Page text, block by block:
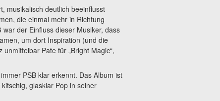
musikalisch deutlich beeinflusst
die einmal mehr in Richtung
der Einfluss dieser Musiker, dass
um dort Inspiration (und die
Pate für „Bright Magic“,
PSB klar erkennt. Das Album ist
glasklar Pop in seiner